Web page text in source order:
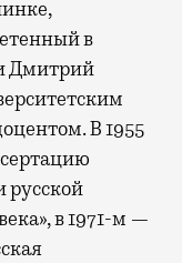
в
Дмитрий
В 1955
русской
в 1971-м —